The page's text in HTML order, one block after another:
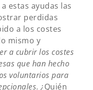
estas ayudas las
perdidas
a los costes
mismo y
a cubrir los costes
que han hecho
voluntarios para
. ¿Quién